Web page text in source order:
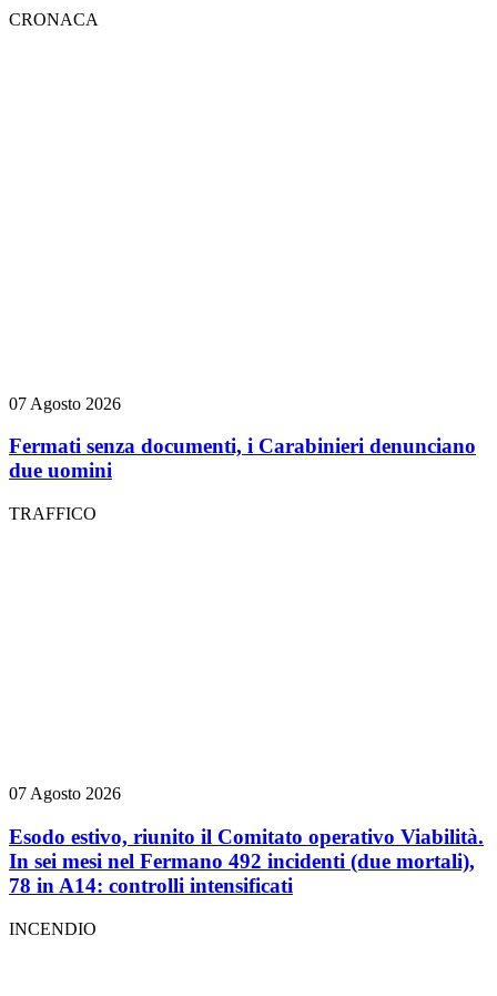
CRONACA
07 Agosto 2026
Fermati senza documenti, i Carabinieri denunciano
due uomini
TRAFFICO
07 Agosto 2026
Esodo estivo, riunito il Comitato operativo Viabilità.
In sei mesi nel Fermano 492 incidenti (due mortali),
78 in A14: controlli intensificati
INCENDIO